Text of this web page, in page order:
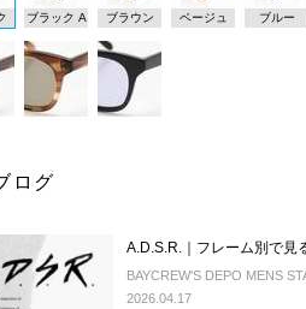
ブラック A ブラウン ベージュ ブルー
ログ
A.D.S.R.｜フレーム別で見
BAYCREW'S DEPO MENS
2026.04.17